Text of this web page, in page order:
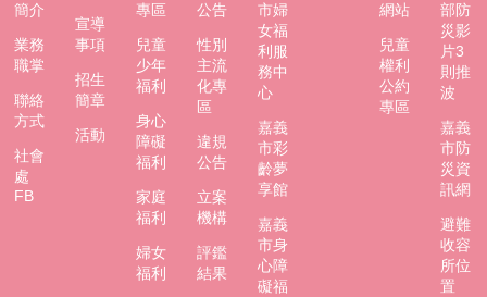
單
下
載
災
專
區
簡介
業務
職掌
聯絡
方式
社會
處
FB
宣導
事項
招生
簡章
活動
專區
兒童
少年
福利
身心
障礙
福利
家庭
福利
婦女
福利
公告
性別
主流
化專
區
違規
公告
立案
機構
評鑑
結果
市婦
女福
利服
務中
心
嘉義
市彩
齡夢
享館
嘉義
市身
心障
礙福
網站
兒童
權利
公約
專區
部防
災影
片3
則推
波
嘉義
市防
災資
訊網
避難
收容
所位
置